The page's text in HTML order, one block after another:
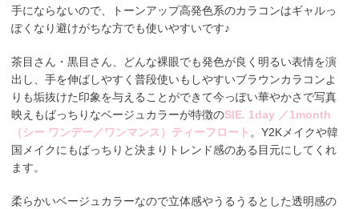
手にならないので、トーンアップ高発色系のカラコンはギャルっ
ぽくなり避けがちな方でも使いやすいです♪
茶目さん・黒目さん、どんな裸眼でも発色が良く明るい表情を演
出し、手を伸ばしやすく普段使いもしやすいブラウンカラコンよ
りも垢抜けた印象を与えることができて今っぽい華やかさで写真
映えもばっちりなベージュカラーが特徴のSIE. 1day ／1month
（シー ワンデー／ワンマンス）ティーフロート 。Y2Kメイクや韓
国メイクにもばっちりと決まりトレンド感のある目元にしてくれ
ます。
柔らかいベージュカラーなので立体感やうるうるとした透明感の